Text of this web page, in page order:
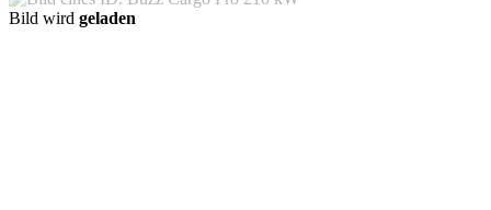
Bild wird geladen